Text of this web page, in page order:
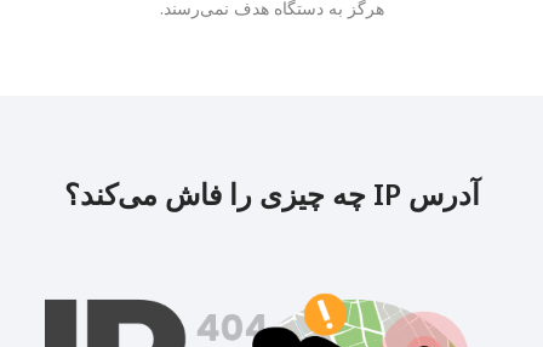
هرگز به دستگاه هدف نمی‌رسند.
آدرس IP چه چیزی را فاش می‌کند؟